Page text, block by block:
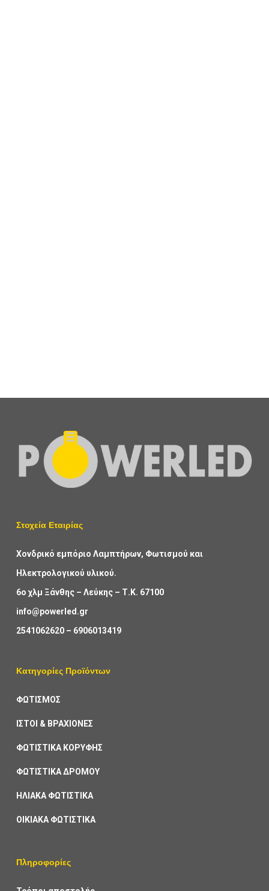
Στοχεία Εταιρίας
Χονδρικό εμπόριο Λαμπτήρων, Φωτισμού και
Ηλεκτρολογικού υλικού.
6ο χλμ Ξάνθης – Λεύκης – Τ.Κ. 67100
info@powerled.gr
2541062620– 6906013419
Κατηγορίες Προϊόντων
ΦΩΤΙΣΜΟΣ
ΙΣΤΟΙ & ΒΡΑΧΙΟΝΕΣ
ΦΩΤΙΣΤΙΚΑ ΚΟΡΥΦΗΣ
ΦΩΤΙΣΤΙΚΑ ΔΡΟΜΟΥ
ΗΛΙΑΚΑ ΦΩΤΙΣΤΙΚΑ
ΟΙΚΙΑΚΑ ΦΩΤΙΣΤΙΚΑ
Πληροφορίες